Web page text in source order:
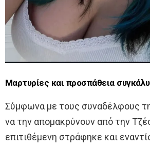
Μαρτυρίες και προσπάθεια
Σύμφωνα με τους συναδέλφους
να την απομακρύνουν από την
επιτιθέμενη στράφηκε και